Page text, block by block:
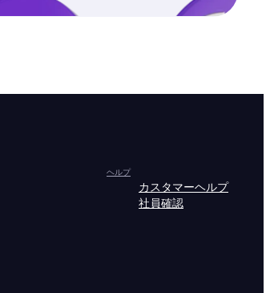
ヘルプ
カスタマーヘルプ
社員確認